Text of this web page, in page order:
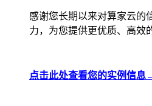
感谢您长期以来对算家云的
力，为您提供更优质、高效
点击此处查看您的实例信息